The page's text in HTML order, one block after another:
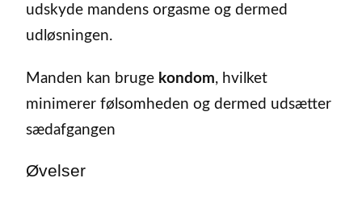
udskyde mandens orgasme og dermed
udløsningen.
Manden kan bruge kondom, hvilket
minimerer følsomheden og dermed udsætter
sædafgangen
Øvelser